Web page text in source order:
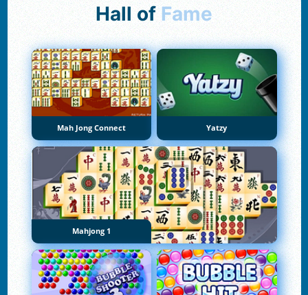
Hall of Fame
Mah Jong Connect Yatzy
Mahjong 1